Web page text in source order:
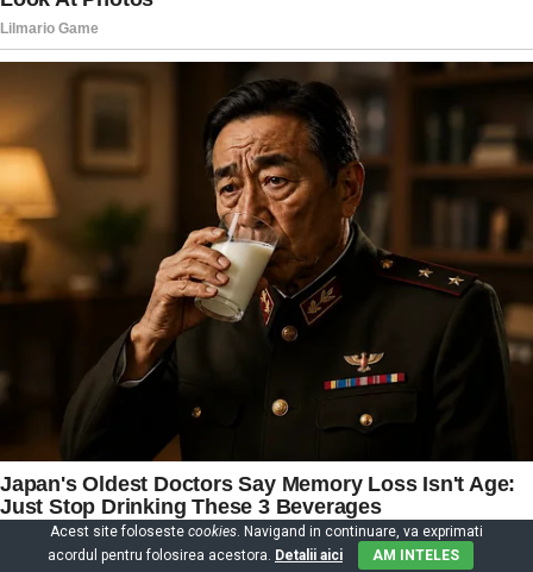
Acest site foloseste cookies. Navigand in continuare, va exprimati
acordul pentru folosirea acestora. Detalii aici AM INTELES